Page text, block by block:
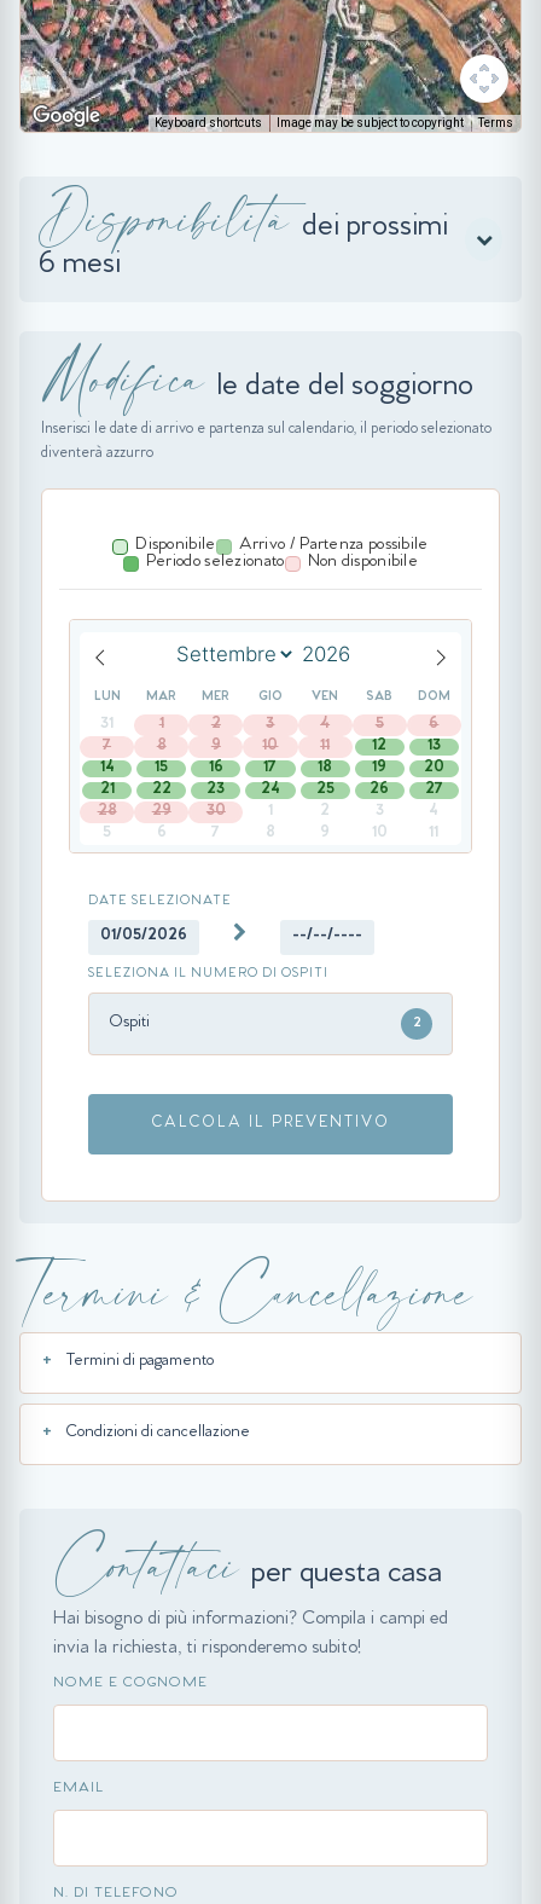
Keyboard shortcuts Image may be subject to copyright Terms
Disponibilità dei prossimi
6 mesi
Modifica le date del soggiorno
Inserisci le date di arrivo e partenza sul calendario, il periodo selezionato
diventerà azzurro
Disponibile
Arrivo / Partenza possibile
Periodo selezionato
Non disponibile
LUN MAR MER GIO VEN SAB DOM
31 1 2 3 4 5
6
7
8 9 10 11 12
13
14
15 16 17 18 19
20
21
22 23 24 25 26
27
28
29 30 1 2 3
4
5
6 7 8 9 10 11
DATE SELEZIONATE
01/05/2026 --/--/----
SELEZIONA IL NUMERO DI OSPITI
Ospiti 2
CALCOLA IL PREVENTIVO
Termini & Cancellazione
Termini di pagamento
Condizioni di cancellazione
Contattaci per questa casa
Hai bisogno di più informazioni? Compila i campi ed
invia la richiesta, ti risponderemo subito!
NOME E COGNOME
EMAIL
N. DI TELEFONO